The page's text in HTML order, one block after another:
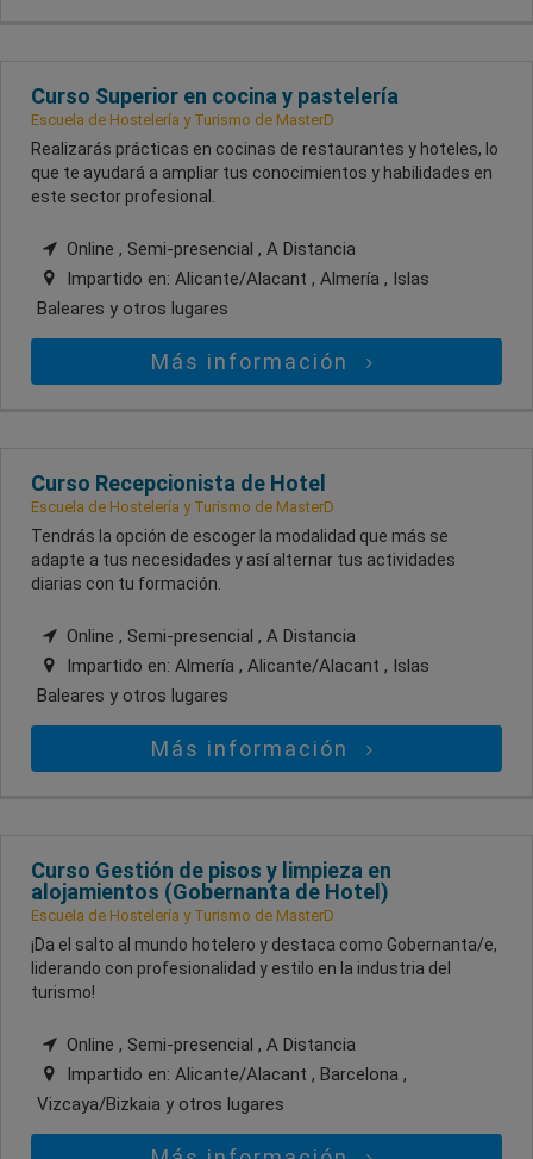
Curso Superior en cocina y pastelería
Escuela de Hostelería y Turismo de MasterD
Realizarás prácticas en cocinas de restaurantes y hoteles, lo
que te ayudará a ampliar tus conocimientos y habilidades en
este sector profesional.
Online , Semi-presencial , A Distancia
Impartido en: Alicante/Alacant , Almería , Islas
Baleares y otros lugares
Más información
Curso Recepcionista de Hotel
Escuela de Hostelería y Turismo de MasterD
Tendrás la opción de escoger la modalidad que más se
adapte a tus necesidades y así alternar tus actividades
diarias con tu formación.
Online , Semi-presencial , A Distancia
Impartido en: Almería , Alicante/Alacant , Islas
Baleares y otros lugares
Más información
Curso Gestión de pisos y limpieza en
alojamientos (Gobernanta de Hotel)
Escuela de Hostelería y Turismo de MasterD
¡Da el salto al mundo hotelero y destaca como Gobernanta/e,
liderando con profesionalidad y estilo en la industria del
turismo!
Online , Semi-presencial , A Distancia
Impartido en: Alicante/Alacant , Barcelona ,
Vizcaya/Bizkaia y otros lugares